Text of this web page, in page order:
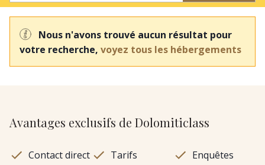
Nous n'avons trouvé aucun résultat pour
votre recherche, voyez tous les hébergements
Avantages exclusifs de Dolomiticlass
Contact direct
Tarifs
Enquêtes